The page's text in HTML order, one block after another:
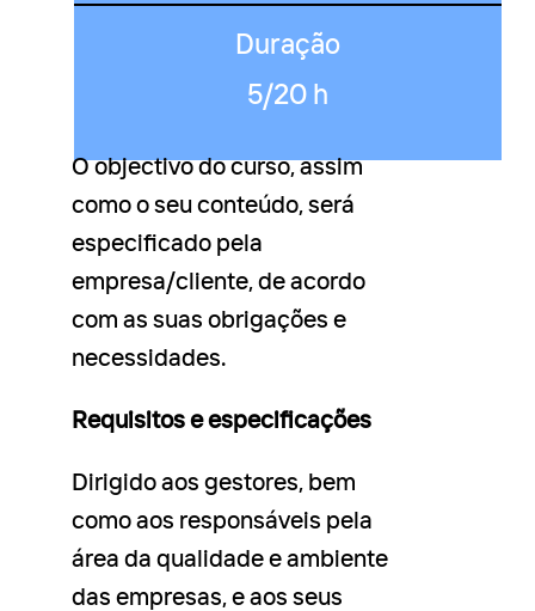
Duração
5/20 h
O objectivo do curso, assim
como o seu conteúdo, será
especificado pela
empresa/cliente, de acordo
com as suas obrigações e
necessidades.
Requisitos e especificações
Dirigido aos gestores, bem
como aos responsáveis pela
área da qualidade e ambiente
das empresas, e aos seus